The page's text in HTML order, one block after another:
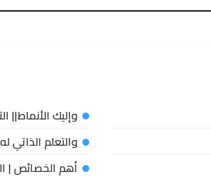
وإليك الأنماط||
والتعلم
أهم الخصائص |